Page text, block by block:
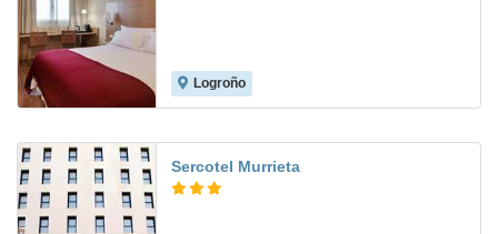
Logroño
Sercotel Murrieta